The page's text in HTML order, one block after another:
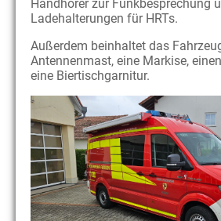
Handhörer zur Funkbesprechung
Ladehalterungen für HRTs.
Außerdem beinhaltet das
Antennenmast, eine Markise,
eine Biertischgarnitur.